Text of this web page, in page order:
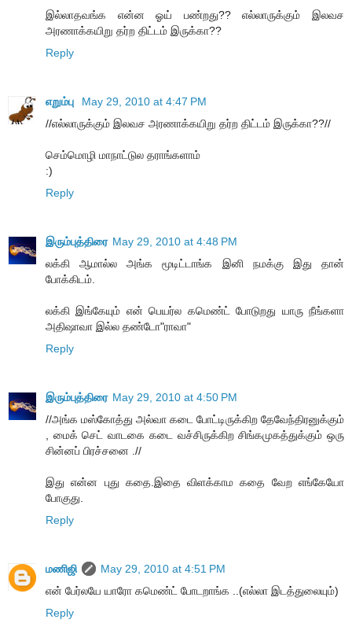
இல்லாதவங்க என்ன ஓய் பண்றது?? எல்லாருக்கும் இலவச
அரணாக்கயிறு தர்ற திட்டம் இருக்கா??
Reply
எறும்பு
May 29, 2010 at 4:47 PM
//எல்லாருக்கும் இலவச அரணாக்கயிறு தர்ற திட்டம் இருக்கா??//
செம்மொழி மாநாட்டுல தராங்களாம்
:)
Reply
இரும்புத்திரை May 29, 2010 at 4:48 PM
லக்கி ஆமால்ல அங்க மூடிட்டாங்க இனி நமக்கு இது தான்
போக்கிடம்.
லக்கி இங்கேயும் என் பெயர்ல கமெண்ட் போடுறது யாரு நீங்களா
அதிஷாவா இல்ல தண்டோ"ராவா"
Reply
இரும்புத்திரை May 29, 2010 at 4:50 PM
//அங்க மஸ்கோத்து அல்வா கடை போட்டிருக்கிற தேவேந்திரனுக்கும்
, மைக் செட் வாடகை கடை வச்சிருக்கிற சிங்கமுகத்துக்கும் ஒரு
சின்னப் பிரச்சனை .//
இது என்ன புது கதை.இதை விளக்காம கதை வேற எங்கேயோ
போகுது.
Reply
மணிஜி
May 29, 2010 at 4:51 PM
என் பேர்லயே யாரோ கமெண்ட் போடறாங்க ..(எல்லா இடத்துலையும்)
Reply